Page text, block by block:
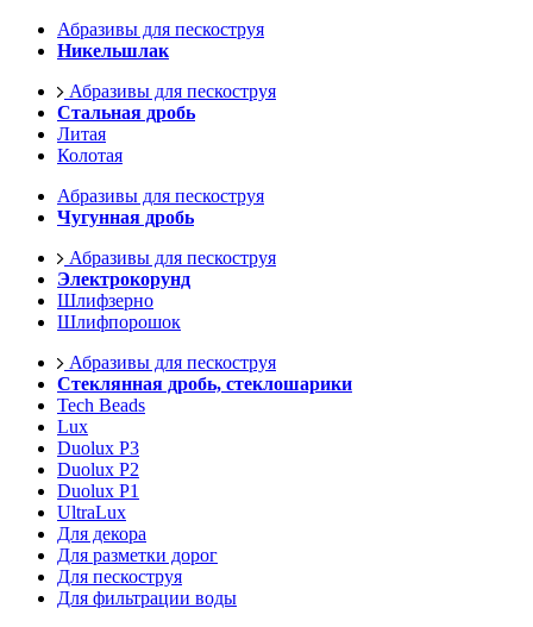
Абразивы для пескоструя
Никельшлак
Абразивы для пескоструя
Стальная дробь
Литая
Колотая
Абразивы для пескоструя
Чугунная дробь
Абразивы для пескоструя
Электрокорунд
Шлифзерно
Шлифпорошок
Абразивы для пескоструя
Стеклянная дробь, стеклошарики
Tech Beads
Lux
Duolux P3
Duolux P2
Duolux P1
UltraLux
Для декора
Для разметки дорог
Для пескоструя
Для фильтрации воды